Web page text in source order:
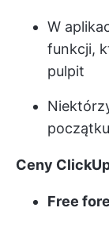
W
funkcji,
pulpit
Ceny
Free